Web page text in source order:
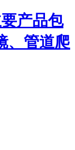
产品包
、管道爬